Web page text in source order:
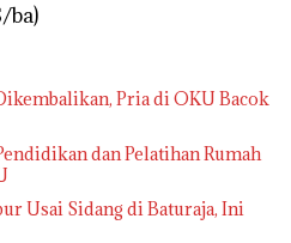
ba)
Pria di OKU Bacok
dan Pelatihan Rumah
Usai Sidang di Baturaja, Ini